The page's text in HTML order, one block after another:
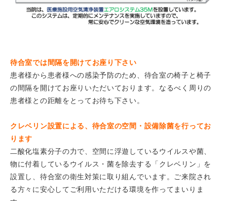
待合室では間隔を開けてお座り下さい
患者様から患者様への感染予防のため、待合室の椅子と椅子
の間隔を開けてお座りいただいております。なるべく周りの
患者様との距離をとってお待ち下さい。
クレベリン設置による、待合室の空間・設備除菌を行ってお
ります
二酸化塩素分子の力で、空間に浮遊しているウイルスや菌、
物に付着しているウイルス・菌を除去する「クレベリン」を
設置し、待合室の衛生対策に取り組んでいます。ご来院され
る方々に安心してご利用いただける環境を作ってまいりま